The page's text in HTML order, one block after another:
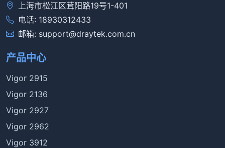
上海市松江区茸阳路19号1-401
电话: 18930312433
邮箱: support@draytek.com.cn
产品中心
Vigor 2915
Vigor 2136
Vigor 2927
Vigor 2962
Vigor 3912